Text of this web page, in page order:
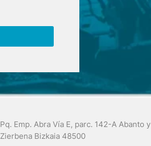
Pq. Emp. Abra Vía E, parc. 142-A Abanto y
Zierbena Bizkaia 48500